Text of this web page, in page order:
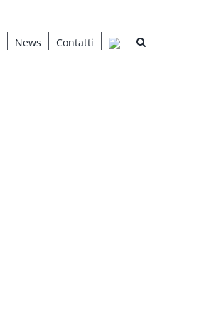
News Contatti